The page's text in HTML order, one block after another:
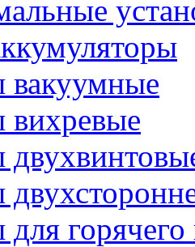
вакуумные
вихревые